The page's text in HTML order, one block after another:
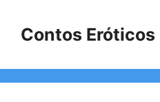
Contos Eróticos